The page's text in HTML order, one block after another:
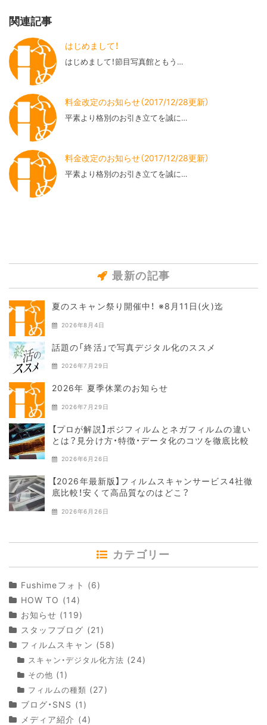
関連記事
はじめまして！
はじめまして！節目写真館ともう…
料金改定のお知らせ（2017/12/28更新）
平素より格別のお引き立てを誠に…
料金改定のお知らせ（2017/12/28更新）
平素より格別のお引き立てを誠に…
最新の記事
夏のスキャン祭り開催中！ ※8月11日(火)迄
2026年8月4日
話題の「終活」で写真デジタル化のススメ
2026年7月29日
2026年 夏季休業のお知らせ
2026年7月29日
【プロが解説】ポジフィルムとネガフィルムの違い
とは？見分け方・特徴・データ化のコツを徹底比較
2026年6月26日
【2026年最新版】フィルムスキャンサービス4社徹
底比較！安くて高品質なのはどこ？
2026年6月26日
カテゴリー
Fushimeフォト (6)
HOW TO (14)
お知らせ (119)
スタッフブログ (21)
フィルムスキャン (58)
スキャン・デジタル化方法 (24)
その他 (1)
フィルムの種類 (27)
ブログ・SNS (1)
メディア紹介 (4)